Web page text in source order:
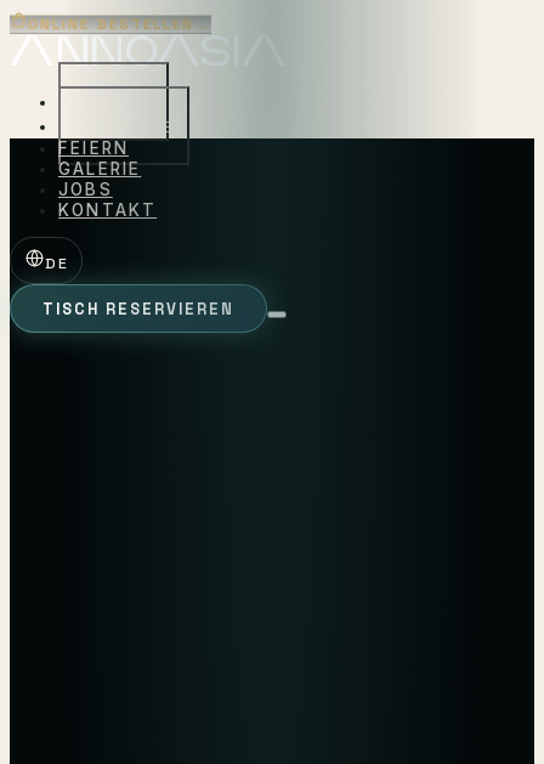
ONLINE BESTELLEN →
SPEISEKARTE
FEIERN
GALERIE
JOBS
KONTAKT
DE
TISCH RESERVIEREN